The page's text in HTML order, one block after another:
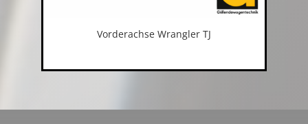
Vorderachse Wrangler TJ